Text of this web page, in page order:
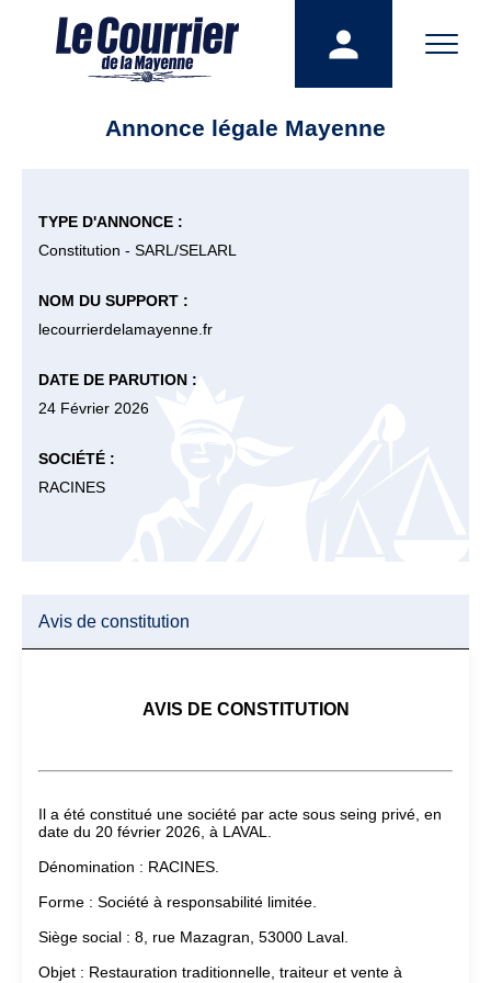
Annonce légale Mayenne
TYPE D'ANNONCE :
Constitution - SARL/SELARL
NOM DU SUPPORT :
lecourrierdelamayenne.fr
DATE DE PARUTION :
24 Février 2026
SOCIÉTÉ :
RACINES
Avis de constitution
AVIS DE CONSTITUTION
Il a été constitué une société par acte sous seing privé, en
date du 20 février 2026, à LAVAL.
Dénomination : RACINES.
Forme : Société à responsabilité limitée.
Siège social : 8, rue Mazagran, 53000 Laval.
Objet : Restauration traditionnelle, traiteur et vente à